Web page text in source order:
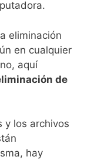
eliminación
en cualquier
aquí
de
y los archivos
hay